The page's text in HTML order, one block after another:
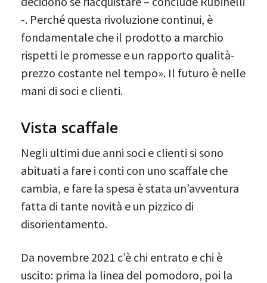
-. Perché questa rivoluzione continui, è
fondamentale che il prodotto a marchio
rispetti le promesse e un rapporto qualità-
prezzo costante nel tempo». Il futuro è nelle
mani di soci e clienti.
Vista scaffale
Negli ultimi due anni soci e clienti si sono
abituati a fare i conti con uno scaffale che
cambia, e fare la spesa è stata un’avventura
fatta di tante novità e un pizzico di
disorientamento.
Da novembre 2021 c’è chi entrato e chi è
uscito: prima la linea del pomodoro, poi la